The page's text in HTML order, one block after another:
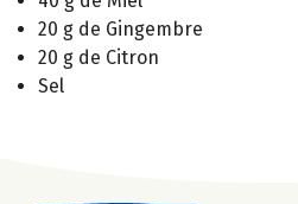
20 g de Gingembre
20 g de Citron
Sel